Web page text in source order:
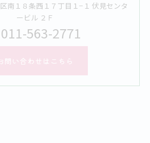
南１８条西１７丁目１−１ 伏見センタ
ービル ２Ｆ
011-563-2771
問い合わせはこちら